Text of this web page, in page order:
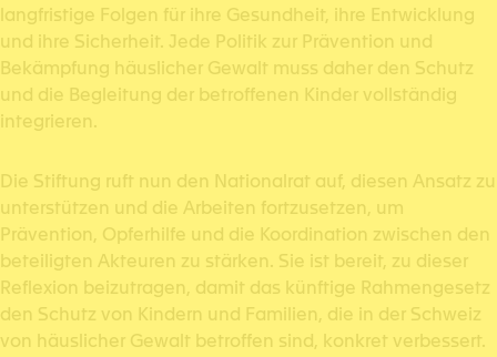
langfristige Folgen für ihre Gesundheit, ihre Entwicklung
und ihre Sicherheit. Jede Politik zur Prävention und
Bekämpfung häuslicher Gewalt muss daher den Schutz
und die Begleitung der betroffenen Kinder vollständig
integrieren.
Die Stiftung ruft nun den Nationalrat auf, diesen Ansatz zu
unterstützen und die Arbeiten fortzusetzen, um
Prävention, Opferhilfe und die Koordination zwischen den
beteiligten Akteuren zu stärken. Sie ist bereit, zu dieser
Reflexion beizutragen, damit das künftige Rahmengesetz
den Schutz von Kindern und Familien, die in der Schweiz
von häuslicher Gewalt betroffen sind, konkret verbessert.